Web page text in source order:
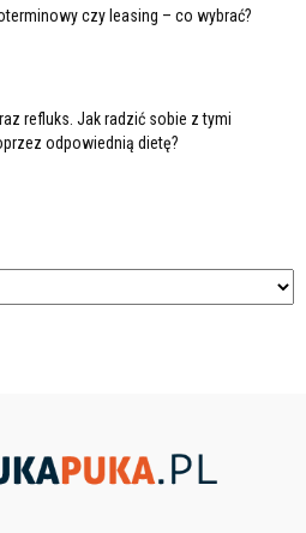
czy leasing – co wybrać?
refluks. Jak radzić sobie z tymi
odpowiednią dietę?